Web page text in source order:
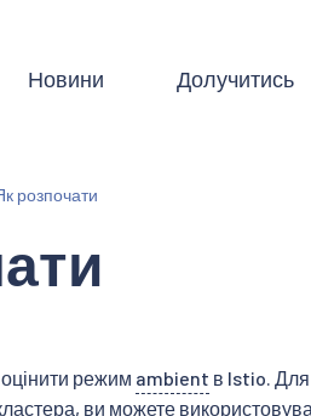
Новини Долучитись
розпочати
режим ambient в Istio.
ви можете